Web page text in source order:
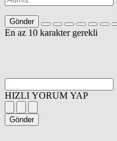
Gönder
En az 10 karakter gerekli
HIZLI YORUM YAP
Gönder